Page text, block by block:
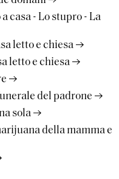
casa - Lo stupro - La
letto e chiesa
letto e chiesa
del padrone
sola
della mamma e